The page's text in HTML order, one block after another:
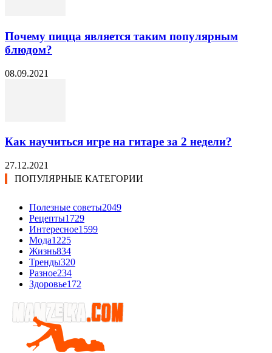
Почему пицца является таким популярным
блюдом?
08.09.2021
Как научиться игре на гитаре за 2 недели?
27.12.2021
ПОПУЛЯРНЫЕ КАТЕГОРИИ
Полезные советы2049
Рецепты1729
Интересное1599
Мода1225
Жизнь834
Тренды320
Разное234
Здоровье172